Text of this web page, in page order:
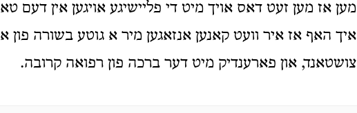
מען אז מען זעט דאס אויך מיט די פליישיגע אויגען אין דעם
איך האף אז איר וועט קאנען אנזאגען מיר א גוטע בשורה פון
צושטאנד, און פארענדיק מיט דער ברכה פון רפואה קרובה.